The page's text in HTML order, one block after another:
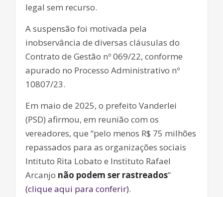
legal sem recurso.
A suspensão foi motivada pela
inobservância de diversas cláusulas do
Contrato de Gestão nº 069/22, conforme
apurado no Processo Administrativo nº
10807/23.
Em maio de 2025, o prefeito Vanderlei
(PSD) afirmou, em reunião com os
vereadores, que “pelo menos R$ 75 milhões
repassados para as organizações sociais
Intituto Rita Lobato e Instituto Rafael
Arcanjo não podem ser rastreados”
(clique aqui para conferir).